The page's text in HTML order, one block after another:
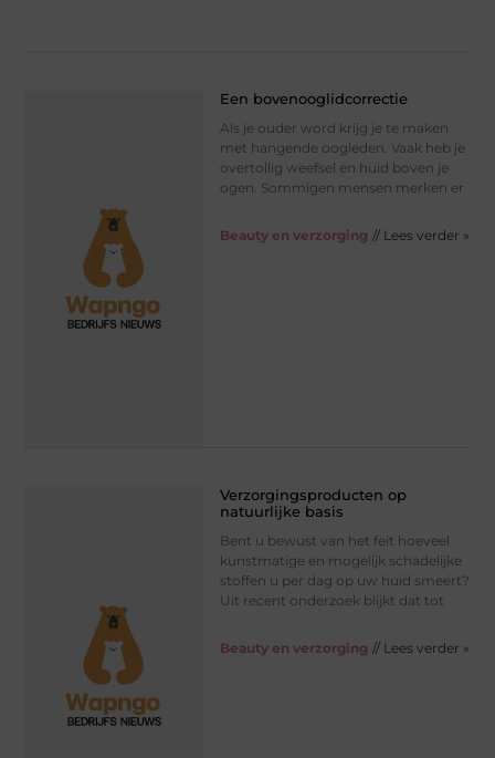
Een bovenooglidcorrectie
Als je ouder word krijg je te maken
met hangende oogleden. Vaak heb je
overtollig weefsel en huid boven je
ogen. Sommigen mensen merken er
Beauty en verzorging // Lees verder »
Verzorgingsproducten op
natuurlijke basis
Bent u bewust van het feit hoeveel
kunstmatige en mogelijk schadelijke
stoffen u per dag op uw huid smeert?
Uit recent onderzoek blijkt dat tot
Beauty en verzorging // Lees verder »